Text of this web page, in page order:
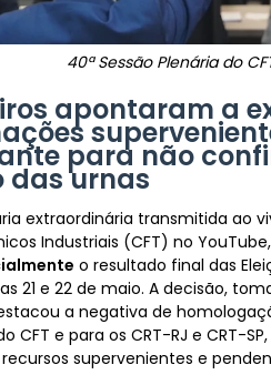
40ª Sessão Plenária do
apontaram a
para não
das urnas
extraordinária transmitida ao
Industriais (CFT) no
o resultado final das
21 e 22 de maio. A decisão,
a negativa de
CFT e para os CRT-RJ e CRT-
supervenientes e